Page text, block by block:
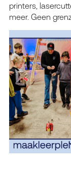
printers,
meer. Geen